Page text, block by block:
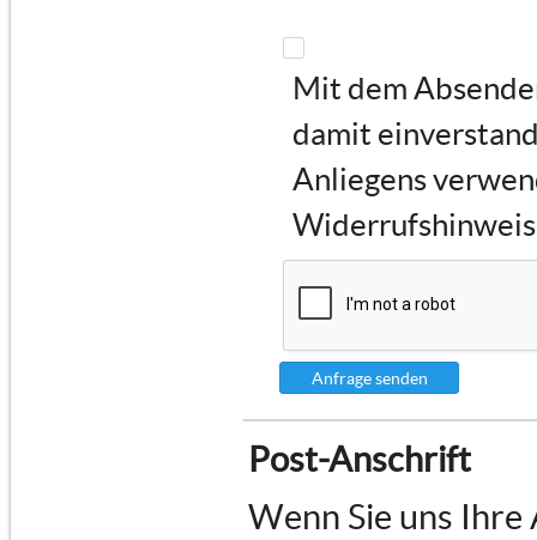
Mit dem
damit
Anliegens
Anfrage senden
Post-Anschrift
Wenn Sie uns